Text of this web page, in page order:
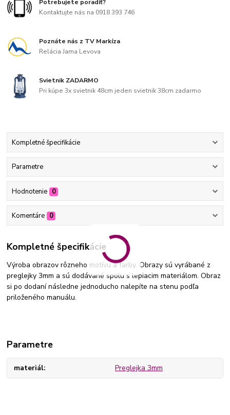
Potrebujete poradiť?
Kontaktujte nás na 0918 393 746
Poznáte nás z TV Markíza
Relácia Jama Levova
Svietnik ZADARMO
Pri kúpe 3x svietnik 48cm jeden svietnik 38cm zadarmo
Kompletné špecifikácie
Parametre
Hodnotenie 0
Komentáre 0
Kompletné špecifikácie
Výroba obrazov rôzneho motívu a farby. Obrazy sú vyrábané z
preglejky 3mm a sú dodávané spolu s lepiacim materiálom. Obraz
si po dodaní následne jednoducho nalepíte na stenu podľa
priloženého manuálu.
Parametre
materiál Preglejka 3mm